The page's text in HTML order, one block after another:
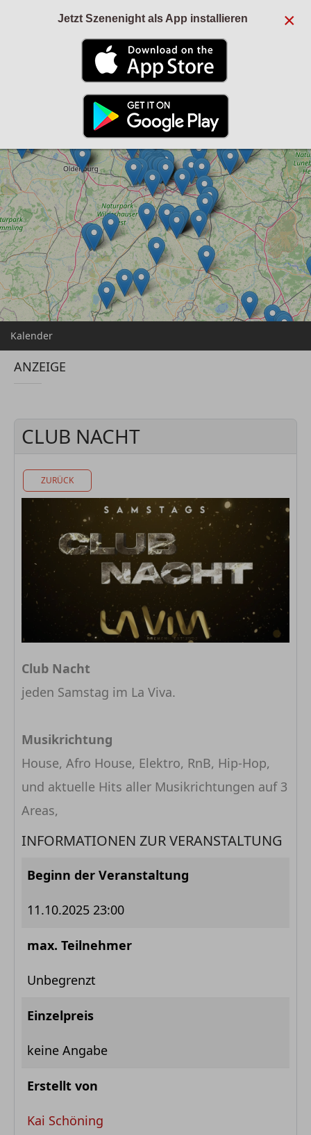
Kalender
ANZEIGE
CLUB NACHT
ZURÜCK
Club Nacht
jeden Samstag im La Viva.
Musikrichtung
House, Afro House, Elektro, RnB, Hip-Hop,
und aktuelle Hits aller Musikrichtungen auf 3
Areas,
INFORMATIONEN ZUR VERANSTALTUNG
Beginn der Veranstaltung
11.10.2025 23:00
max. Teilnehmer
Unbegrenzt
Einzelpreis
keine Angabe
Erstellt von
Kai Schöning
×
Jetzt Szenenight als App installieren